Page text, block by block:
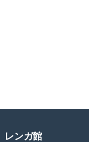
ンガ館